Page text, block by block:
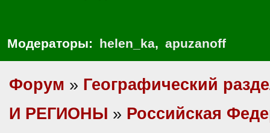
Модераторы: helen_ka, apuzanoff
Форум » Географический
И РЕГИОНЫ » Российская